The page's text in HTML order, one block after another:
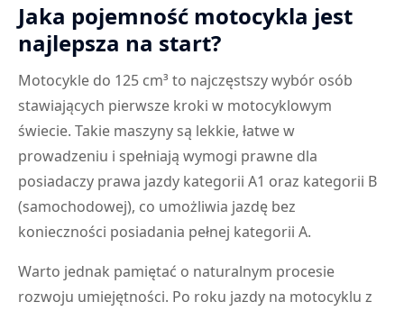
Jaka pojemność motocykla jest
najlepsza na start?
Motocykle do 125 cm³ to najczęstszy wybór osób
stawiających pierwsze kroki w motocyklowym
świecie. Takie maszyny są lekkie, łatwe w
prowadzeniu i spełniają wymogi prawne dla
posiadaczy prawa jazdy kategorii A1 oraz kategorii B
(samochodowej), co umożliwia jazdę bez
konieczności posiadania pełnej kategorii A.
Warto jednak pamiętać o naturalnym procesie
rozwoju umiejętności. Po roku jazdy na motocyklu z